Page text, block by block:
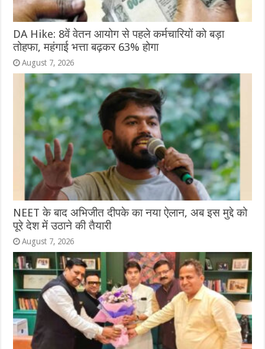
DA Hike: 8वें वेतन आयोग से पहले कर्मचारियों को बड़ा
तोहफा, महंगाई भत्ता बढ़कर 63% होगा
August 7, 2026
NEET के बाद अभिजीत दीपके का नया ऐलान, अब इस मुद्दे को
पूरे देश में उठाने की तैयारी
August 7, 2026